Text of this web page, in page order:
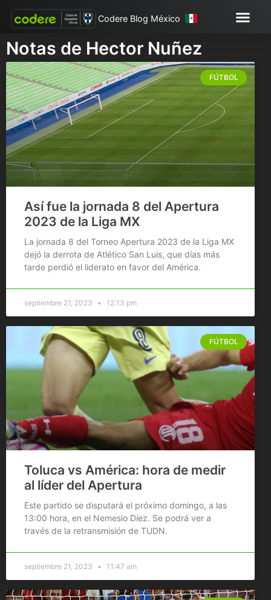
Codere Blog México
Notas de Hector Nuñez
FÚTBOL
Así fue la jornada 8 del Apertura
2023 de la Liga MX
La jornada 8 del Torneo Apertura 2023 de la Liga MX
dejó la derrota de Atlético San Luis, que días más
tarde perdió el liderato en favor del América.
septiembre 21, 2023 12:13 pm
FÚTBOL
Toluca vs América: hora de medir
al líder del Apertura
Este partido se disputará el próximo domingo, a las
13:00 hora, en el Nemesio Díez. Se podrá ver a
través de la retransmisión de TUDN.
septiembre 21, 2023 11:47 am